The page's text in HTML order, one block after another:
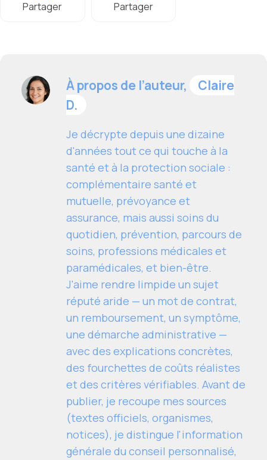
Partager Partager
À propos de l’auteur,
Claire
D.
Je décrypte depuis une dizaine
d'années tout ce qui touche à la
santé et à la protection sociale :
complémentaire santé et
mutuelle, prévoyance et
assurance, mais aussi soins du
quotidien, prévention, parcours de
soins, professions médicales et
paramédicales, et bien-être.
J'aime rendre limpide un sujet
réputé aride — un mot de contrat,
un remboursement, un symptôme,
une démarche administrative —
avec des explications concrètes,
des fourchettes de coûts réalistes
et des critères vérifiables. Avant de
publier, je recoupe mes sources
(textes officiels, organismes,
notices), je distingue l'information
générale du conseil personnalisé,